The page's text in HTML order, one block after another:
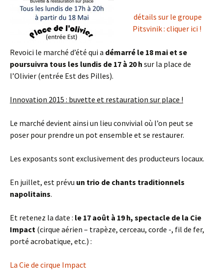
détails sur le groupe
Pitsvinik : cliquer ici !
Revoici le marché d’été qui a démarré le 18 mai et se
poursuivra tous les lundis de 17 à 20 h sur la place de
l’Olivier (entrée Est des Pilles).
Innovation 2015 : buvette et restauration sur place !
Le marché devient ainsi un lieu convivial où l’on peut se
poser pour prendre un pot ensemble et se restaurer.
Les exposants sont exclusivement des producteurs locaux.
En juillet, est prévu un trio de chants traditionnels
napolitains.
Et retenez la date : le 17 août à 19 h, spectacle de la Cie
Impact (cirque aérien – trapèze, cerceau, corde -, fil de fer,
porté acrobatique, etc.) :
La Cie de cirque Impact